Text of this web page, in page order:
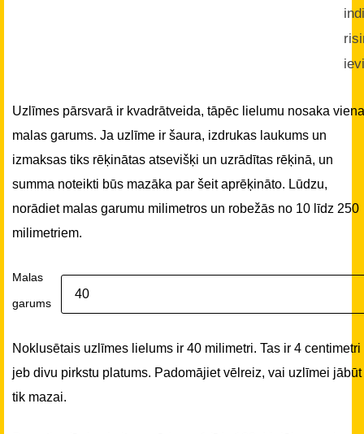
Uzlīmes pārsvarā ir kvadrātveida, tāpēc lielumu nosaka
malas garums. Ja uzlīme ir šaura, izdrukas laukums un
izmaksas tiks rēķinātas atsevišķi un uzrādītas rēķinā, un
summa noteikti būs mazāka par šeit aprēķināto. Lūdzu,
norādiet malas garumu milimetros un robežās no 10 līdz 250
milimetriem.
Malas
garums
Noklusētais uzlīmes lielums ir 40 milimetri. Tas ir 4 centimetri
jeb divu pirkstu platums. Padomājiet vēlreiz, vai uzlīmei jābūt
tik mazai.